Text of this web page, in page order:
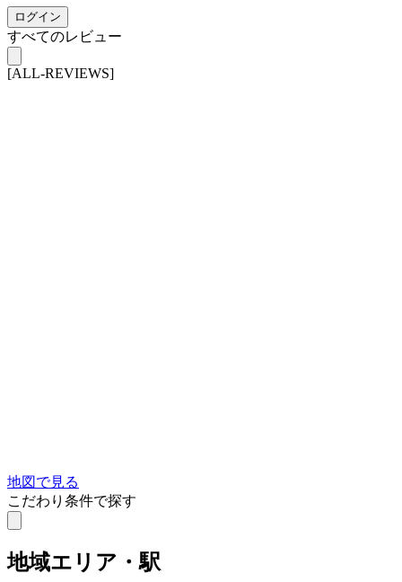
ログイン
すべてのレビュー
[ALL-REVIEWS]
地図で見る
こだわり条件で探す
地域エリア・駅